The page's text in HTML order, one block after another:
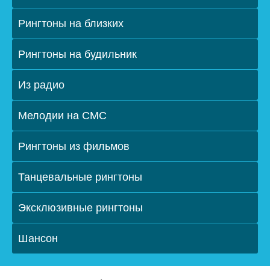
Рингтоны на близких
Рингтоны на будильник
Из радио
Мелодии на СМС
Рингтоны из фильмов
Танцевальные рингтоны
Эксклюзивные рингтоны
Шансон